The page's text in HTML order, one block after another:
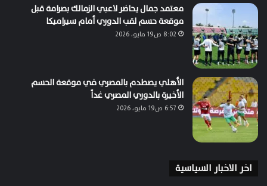
معتمد جمال يحاضر لاعبي الزمالك بصرامة قبل
موقعة حسم لقب الدوري أمام سيراميكا
8:02 ص19 مايو، 2026
الأهلي يصطدم بالمصري في موقعة الحسم
الأخيرة بالدوري المصري غداً
6:57 ص19 مايو، 2026
اخر الاخبار السياسية